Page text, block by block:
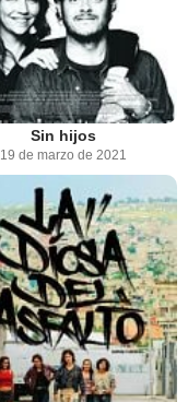
Sin hijos
19 de marzo de 2021